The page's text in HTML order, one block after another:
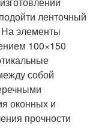
ленточный
элементы
100×150
собой
оконных и
прочности